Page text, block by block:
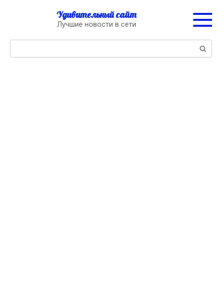
Удивительный сайт
Лучшие новости в сети